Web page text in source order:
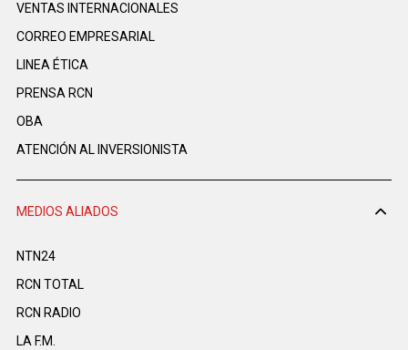
VENTAS INTERNACIONALES
CORREO EMPRESARIAL
LINEA ÉTICA
PRENSA RCN
OBA
ATENCIÓN AL INVERSIONISTA
MEDIOS ALIADOS
NTN24
RCN TOTAL
RCN RADIO
LA F.M.